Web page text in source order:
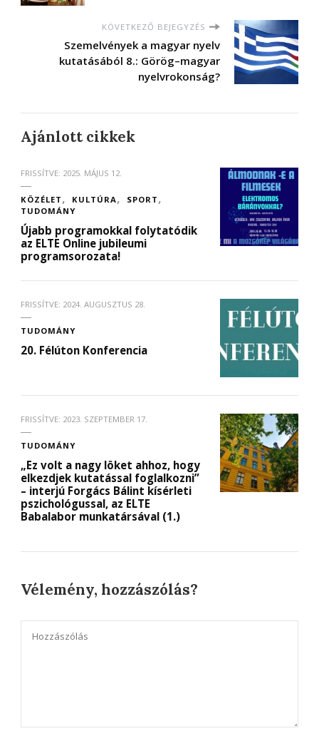
KÖVETKEZŐ BEJEGYZÉS
Szemelvények a magyar nyelv
kutatásából 8.: Görög–magyar
nyelvrokonság?
Ajánlott cikkek
FRISSÍTVE: 2025. MÁJUS 12.
KÖZÉLET KULTÚRA
SPORT
TUDOMÁNY
Újabb programokkal folytatódik
az ELTE Online jubileumi
programsorozata!
FRISSÍTVE: 2024. AUGUSZTUS 28.
TUDOMÁNY
20. Félúton Konferencia
FRISSÍTVE: 2023. SZEPTEMBER 17.
TUDOMÁNY
„Ez volt a nagy löket ahhoz, hogy
elkezdjek kutatással foglalkozni”
– interjú Forgács Bálint kísérleti
pszichológussal, az ELTE
Babalabor munkatársával (1.)
Vélemény, hozzászólás?